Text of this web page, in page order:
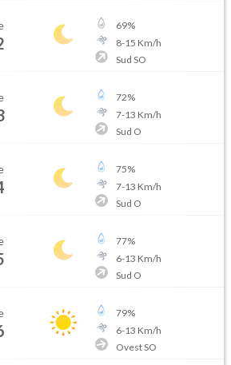
69%
8-15 Km/h
Sud SO
72%
7-13 Km/h
Sud O
75%
7-13 Km/h
Sud O
77%
6-13 Km/h
Sud O
79%
6-13 Km/h
Ovest SO